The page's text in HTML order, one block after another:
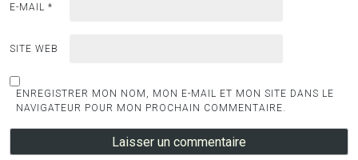
E-MAIL *
SITE WEB
ENREGISTRER MON NOM, MON E-MAIL ET MON SITE DANS LE
NAVIGATEUR POUR MON PROCHAIN COMMENTAIRE.